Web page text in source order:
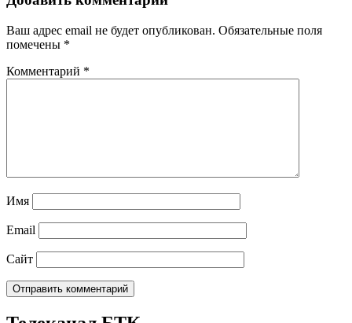
Ваш адрес email не будет опубликован. Обязательные поля
помечены *
Комментарий *
Имя
Email
Сайт